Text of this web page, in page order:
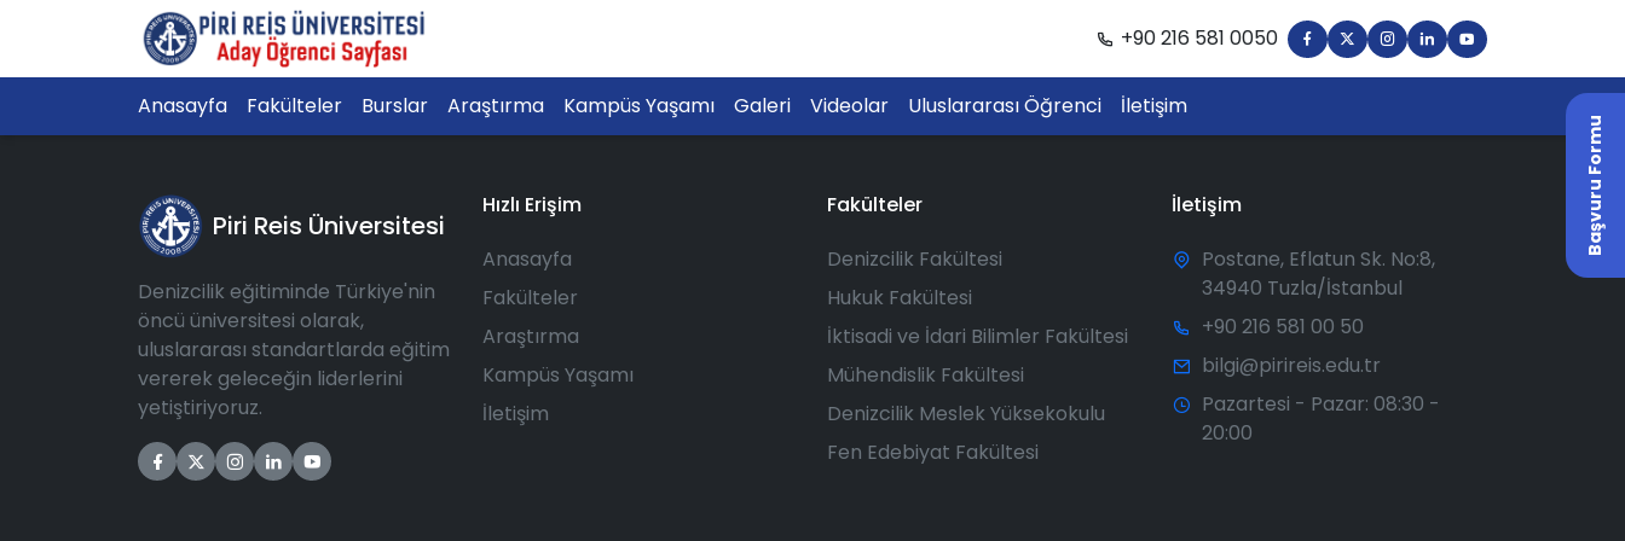
+90 216 581 0050
Anasayfa Fakülteler Burslar Araştırma Kampüs Yaşamı Galeri Videolar Uluslararası Öğrenci İletişim
Başvuru Formu
Piri Reis Üniversitesi
Denizcilik eğitiminde Türkiye'nin
öncü üniversitesi olarak,
uluslararası standartlarda eğitim
vererek geleceğin liderlerini
yetiştiriyoruz.
Hızlı Erişim
Anasayfa
Fakülteler
Araştırma
Kampüs Yaşamı
İletişim
Fakülteler
Denizcilik Fakültesi
Hukuk Fakültesi
İktisadi ve İdari Bilimler Fakültesi
Mühendislik Fakültesi
Denizcilik Meslek Yüksekokulu
Fen Edebiyat Fakültesi
İletişim
Postane, Eflatun Sk. No:8,
34940 Tuzla/İstanbul
+90 216 581 00 50
bilgi@pirireis.edu.tr
Pazartesi - Pazar: 08:30 -
20:00